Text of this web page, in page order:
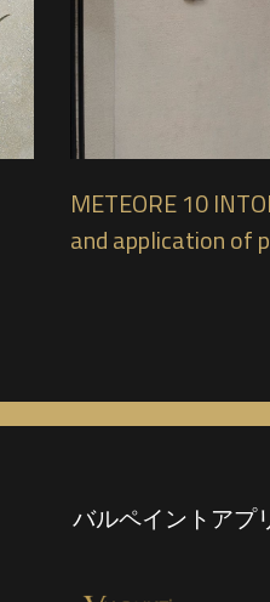
METEORE 10
and application of
バルペイントアプ